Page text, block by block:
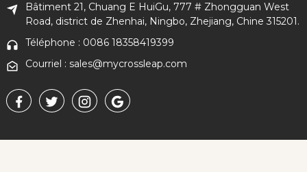
Bâtiment 21, Chuang E HuiGu, 777 # Zhongguan West
Road, district de Zhenhai, Ningbo, Zhejiang, Chine 315201.
Téléphone : 0086 18358419399
Courriel : sales@mycrossleap.com